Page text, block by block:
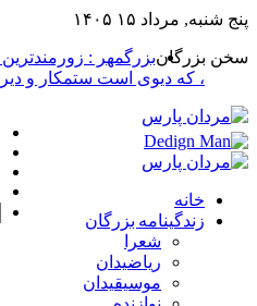
پنج شنبه, مرداد ۱۵ ۱۴۰۵
سخن بزرگانبزرگمهر :
، که دیوی است ستمکار و
خانه
زندگینامه بزرگان
شعرا
ریاضیدان
موسیقیدان